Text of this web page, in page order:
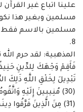
علينا اتباع غير
مسلمين وبغير هذا
مسلمين ‏بالاسم فقط
المذهبية: لقد حرم
فَأَقِمْ وَجْهَكَ لِلدِّينِ
تَبْدِيلَ لِخَلْقِ اللَّهِ ذَلِكَ
(30) مُنِيبِينَ ‏إِلَيْهِ
(31) مِنَ الَّذِينَ فَرَّقُوا